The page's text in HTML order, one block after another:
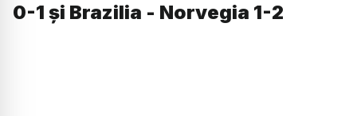
0-1 și Brazilia - Norvegia 1-2